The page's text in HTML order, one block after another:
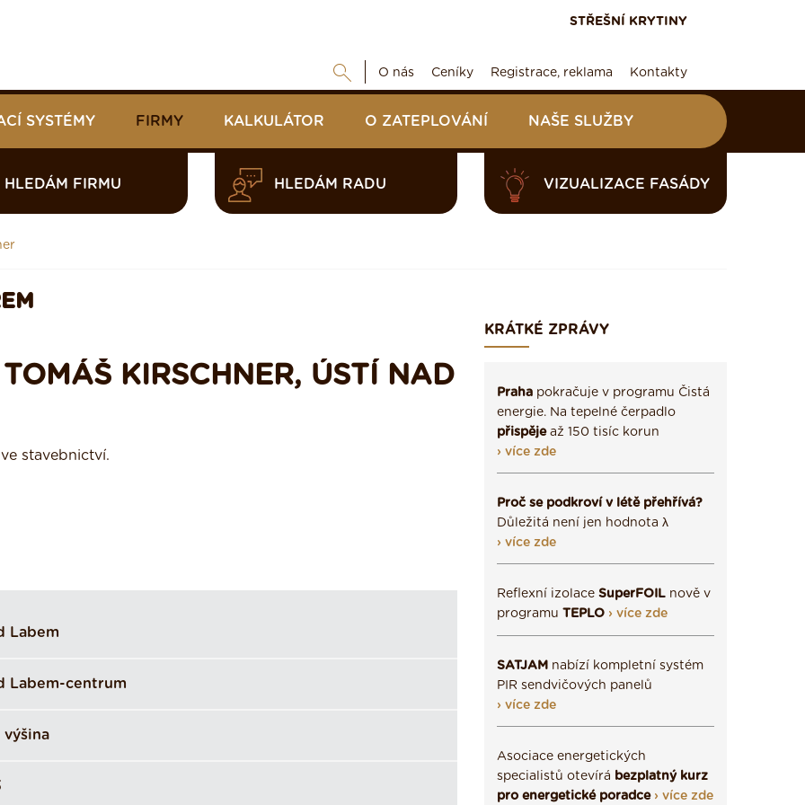
STŘEŠNÍ KRYTINY
O nás Ceníky Registrace, reklama Kontakty
SYSTÉMY FIRMY KALKULÁTOR O ZATEPLOVÁNÍ NAŠE SLUŽBY
HLEDÁM FIRMU HLEDÁM RADU VIZUALIZACE FASÁDY
KIRSCHNER, ÚSTÍ NAD
stavebnictví.
Labem
Labem-centrum
výšina
KRÁTKÉ ZPRÁVY
Praha pokračuje v programu Čistá
energie. Na tepelné čerpadlo
přispějeaž 150 tisíc korun
› více zde
Proč se podkroví v létě přehřívá?
Důležitá není jen hodnota λ
› více zde
Reflexní izolace SuperFOIL nově v
programu TEPLO › více zde
SATJAM nabízí kompletní systém
PIR sendvičových panelů
› více zde
Asociace energetických
specialistů otevírá bezplatný kurz
pro energetické poradce › více zde